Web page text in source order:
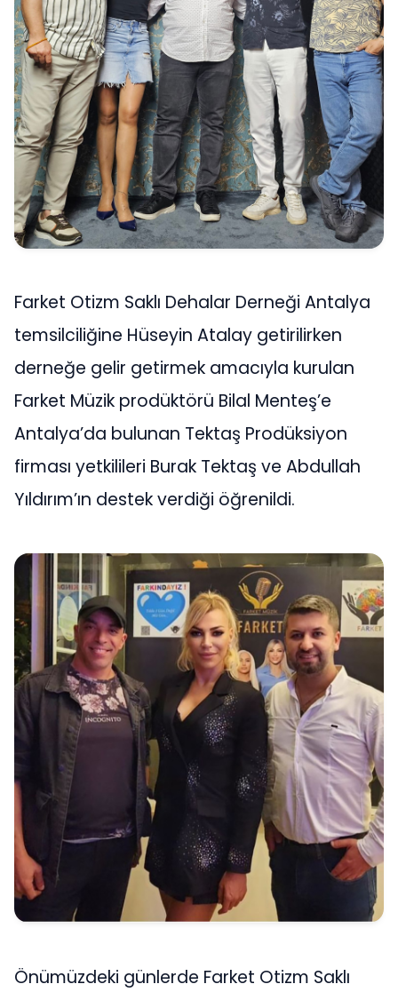
Farket Otizm Saklı Dehalar Derneği Antalya
temsilciliğine Hüseyin Atalay getirilirken
derneğe gelir getirmek amacıyla kurulan
Farket Müzik prodüktörü Bilal Menteş’e
Antalya’da bulunan Tektaş Prodüksiyon
firması yetkilileri Burak Tektaş ve Abdullah
Yıldırım’ın destek verdiği öğrenildi.
Önümüzdeki günlerde Farket Otizm Saklı